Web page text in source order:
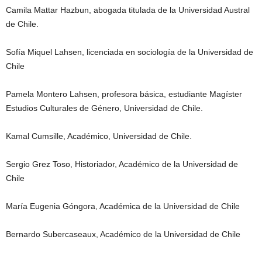
Camila Mattar Hazbun, abogada titulada de la Universidad Austral
de Chile.
Sofía Miquel Lahsen, licenciada en sociología de la Universidad de
Chile
Pamela Montero Lahsen, profesora básica, estudiante Magíster
Estudios Culturales de Género, Universidad de Chile.
Kamal Cumsille, Académico, Universidad de Chile.
Sergio Grez Toso, Historiador, Académico de la Universidad de
Chile
María Eugenia Góngora, Académica de la Universidad de Chile
Bernardo Subercaseaux, Académico de la Universidad de Chile